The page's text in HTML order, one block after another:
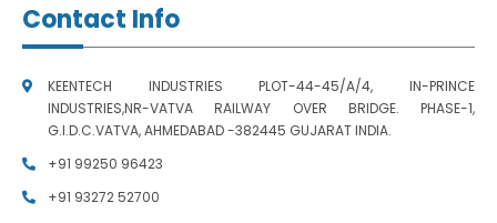
Contact Info
KEENTECH INDUSTRIES PLOT-44-45/A/4, IN-PRINCE
INDUSTRIES,NR-VATVA RAILWAY OVER BRIDGE. PHASE-1,
G.I.D.C.VATVA, AHMEDABAD -382445 GUJARAT INDIA.
+91 99250 96423
+91 93272 52700